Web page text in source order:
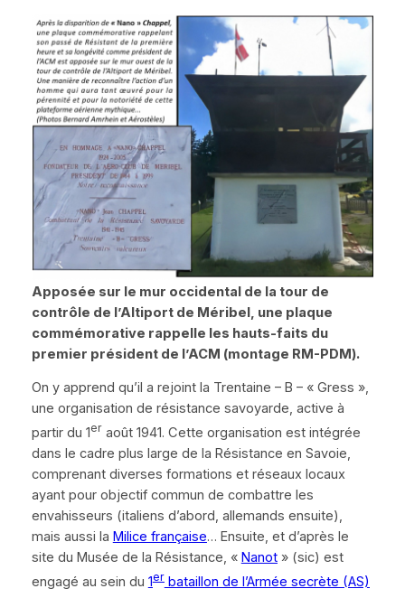
Apposée sur le mur occidental de la tour de
contrôle de l’Altiport de Méribel, une plaque
commémorative rappelle les hauts-faits du
premier président de l’ACM (montage RM-PDM).
On y apprend qu’il a rejoint la Trentaine – B – « Gress »,
une organisation de résistance savoyarde, active à
partir du 1er août 1941. Cette organisation est intégrée
dans le cadre plus large de la Résistance en Savoie,
comprenant diverses formations et réseaux locaux
ayant pour objectif commun de combattre les
envahisseurs (italiens d’abord, allemands ensuite),
mais aussi la Milice française… Ensuite, et d’après le
site du Musée de la Résistance, « Nanot» (sic) est
engagé au sein du 1erbataillon de l’Armée secrète (AS)